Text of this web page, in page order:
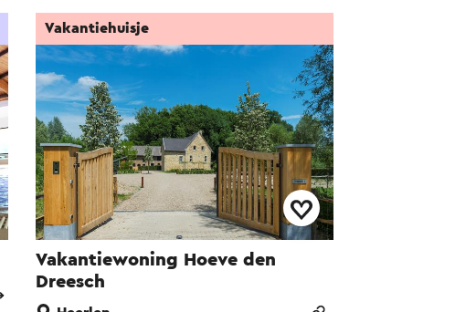
Vakantiewoning Hoeve den
Dreesch
Vakantiehuisje